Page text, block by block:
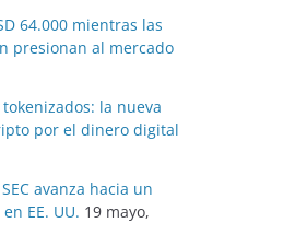
64.000 mientras las
presionan al mercado
la nueva
por el dinero digital
avanza hacia un
EE. UU. 19 mayo,